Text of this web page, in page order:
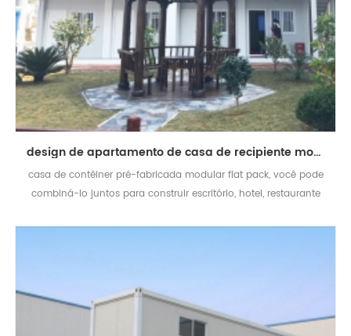
design de apartamento de casa de recipiente modular móvel hotel flat-pack escritório
casa de contêiner pré-fabricada modular flat pack, você pode
combiná-lo juntos para construir escritório, hotel, restaurante